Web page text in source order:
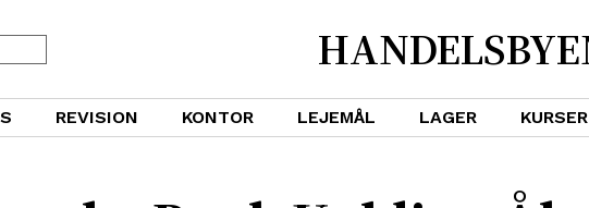
REVISION KONTOR LEJEMÅL LAGER KURSER